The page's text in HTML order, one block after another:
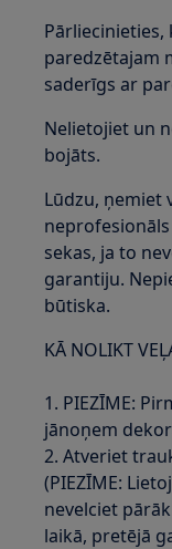
paredzētajam
saderīgs ar
Nelietojiet un
bojāts.
Lūdzu, ņemiet
sekas, ja to
garantiju.
būtiska.
KĀ NOLIKT
1. PIEZĪME:
jānoņem
2. Atveriet
(PIEZĪME:
nevelciet
laikā, pretējā